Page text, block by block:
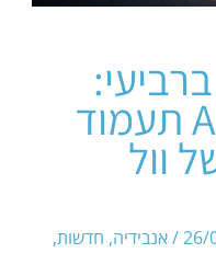
האם ענקית ה-AI תעמוד
וול
26/
/אנבידיה, חדשות,